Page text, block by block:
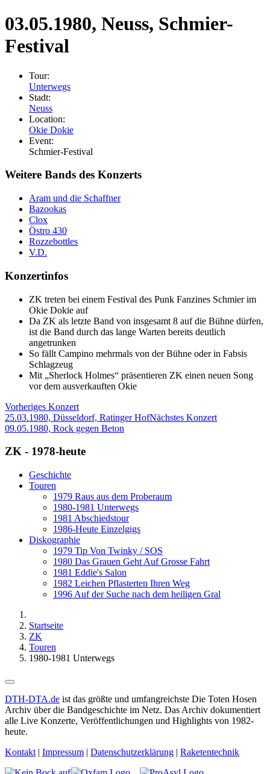
03.05.1980, Neuss, Schmier-
Festival
Tour:
Unterwegs
Stadt:
Neuss
Location:
Okie Dokie
Event:
Schmier-Festival
Weitere Bands des Konzerts
Aram und die Schaffner
Bazookas
Clox
Östro 430
Rozzebottles
V.D.
Konzertinfos
ZK treten bei einem Festival des Punk Fanzines Schmier im
Okie Dokie auf
Da ZK als letzte Band von insgesamt 8 auf die Bühne dürfen,
ist die Band durch das lange Warten bereits deutlich
angetrunken
So fällt Campino mehrmals von der Bühne oder in Fabsis
Schlagzeug
Mit „Sherlock Holmes“ präsentieren ZK einen neuen Song
vor dem ausverkauften Okie
Vorheriges Konzert
25.03.1980, Düsseldorf, Ratinger HofNächstes Konzert
09.05.1980, Rock gegen Beton
ZK - 1978-heute
Geschichte
Touren
1979 Raus aus dem Proberaum
1980-1981 Unterwegs
1981 Abschiedstour
1986-Heute Einzelgigs
Diskographie
1979 Tip Von Twinky / SOS
1980 Das Grauen Geht Auf Grosse Fahrt
1981 Eddie's Salon
1982 Leichen Pflasterten Ihren Weg
1996 Auf der Suche nach dem heiligen Gral
Startseite
ZK
Touren
1980-1981 Unterwegs
DTH-DTA.de ist das größte und umfangreichste Die Toten Hosen
Archiv über die Bandgeschichte im Netz. Das Archiv dokumentiert
alle Live Konzerte, Veröffentlichungen und Highlights von 1982-
heute.
Kontakt | Impressum | Datenschutzerklärung | Raketentechnik